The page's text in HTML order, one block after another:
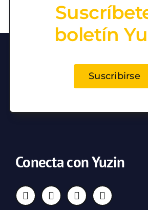
boletín
Suscribirse
Conecta con Yuzin